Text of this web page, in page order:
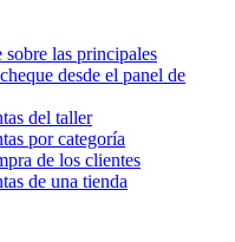
sobre las principales
desde el panel de
del taller
por categoría
de los clientes
de una tienda